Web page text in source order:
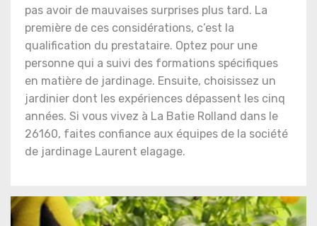
pas avoir de mauvaises surprises plus tard. La
première de ces considérations, c’est la
qualification du prestataire. Optez pour une
personne qui a suivi des formations spécifiques
en matière de jardinage. Ensuite, choisissez un
jardinier dont les expériences dépassent les cinq
années. Si vous vivez à La Batie Rolland dans le
26160, faites confiance aux équipes de la société
de jardinage Laurent elagage.